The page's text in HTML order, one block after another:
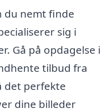
du nemt finde
sig i
Gå på opdagelse i
tilbud fra
det perfekte
dine billeder